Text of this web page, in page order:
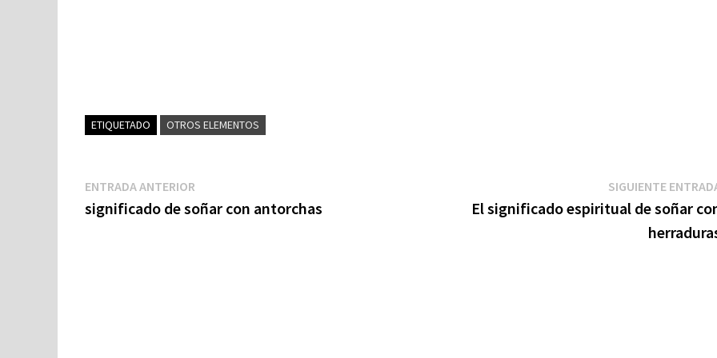
ETIQUETADO OTROS ELEMENTOS
Navegación
de
ENTRADA ANTERIOR
anterior:
significado de soñar con antorchas
SIGUIENTE
El significado espiritual de soñar